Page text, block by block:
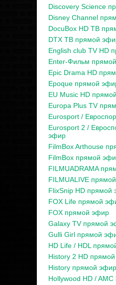
Discovery Science
Disney Channel
DocuBox HD ТВ
DTX ТВ прямой
English club TV HD
Enter-Фильм
Epic Drama HD
Epoque прямой
EU Music HD
Europa Plus TV
Eurosport /
Eurosport 2 /
эфир
FilmBox Arthouse
FilmBox прямой
FILMUADRAMA
FILMUALIVE
FlixSnip HD прямой
FOX Life прямой
FOX прямой эфир
Galaxy TV прямой
Gulli Girl прямой
HD Life / HDL
History 2 HD
History прямой эфир
Hollywood HD /